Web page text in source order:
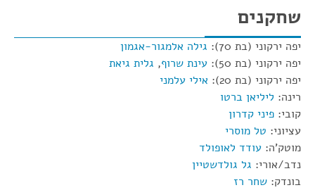
שחקנים
יפה ירקוני (בת 70):
גילה אלמגור-אגמון
יפה ירקוני (בת 50):
עינת שרוף, גלית גיאת
יפה ירקוני (בת 20):
אילי עלמני
רינה: ליליאן ברטו
קובי: פיני קדרון
עציוני: טל מוסרי
מוטק'ה: עודד לאופולד
נדב/אורי: גל גולדשטיין
בונדק: שחר רז